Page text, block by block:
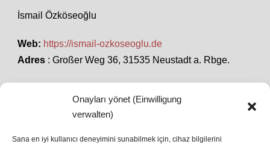
Onayları yönet (Einwilligung
verwalten)
Sana en iyi kullanıcı deneyimini sunabilmek için, cihaz bilgilerini
İsmail Özköseoğlu
Web: https://ismail-ozkoseoglu.de
Adres : Großer Weg 36, 31535 Neustadt a. Rbge.
SON HABERLER